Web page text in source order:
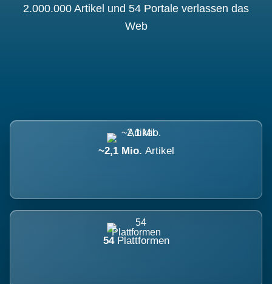
2.000.000 Artikel und 54 Portale verlassen das
Web
~2,1 Mio. Artikel
54 Plattformen